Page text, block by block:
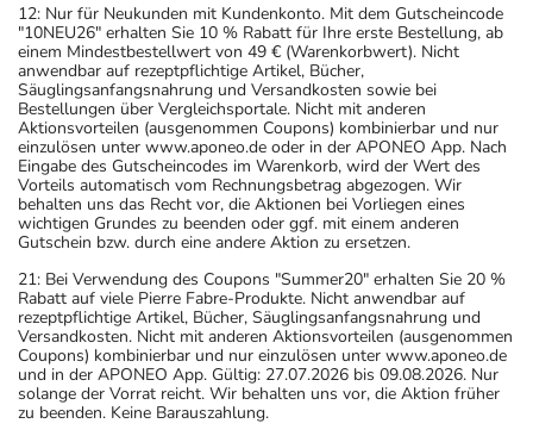
12: Nur für Neukunden mit Kundenkonto. Mit dem Gutscheincode
"10NEU26" erhalten Sie 10 % Rabatt für Ihre erste Bestellung, ab
einem Mindestbestellwert von 49 € (Warenkorbwert). Nicht
anwendbar auf rezeptpflichtige Artikel, Bücher,
Säuglingsanfangsnahrung und Versandkosten sowie bei
Bestellungen über Vergleichsportale. Nicht mit anderen
Aktionsvorteilen (ausgenommen Coupons) kombinierbar und nur
einzulösen unter www.aponeo.de oder in der APONEO App. Nach
Eingabe des Gutscheincodes im Warenkorb, wird der Wert des
Vorteils automatisch vom Rechnungsbetrag abgezogen. Wir
behalten uns das Recht vor, die Aktionen bei Vorliegen eines
wichtigen Grundes zu beenden oder ggf. mit einem anderen
Gutschein bzw. durch eine andere Aktion zu ersetzen.
21: Bei Verwendung des Coupons "Summer20" erhalten Sie 20 %
Rabatt auf viele Pierre Fabre-Produkte. Nicht anwendbar auf
rezeptpflichtige Artikel, Bücher, Säuglingsanfangsnahrung und
Versandkosten. Nicht mit anderen Aktionsvorteilen (ausgenommen
Coupons) kombinierbar und nur einzulösen unter www.aponeo.de
und in der APONEO App. Gültig: 27.07.2026 bis 09.08.2026. Nur
solange der Vorrat reicht. Wir behalten uns vor, die Aktion früher
zu beenden. Keine Barauszahlung.